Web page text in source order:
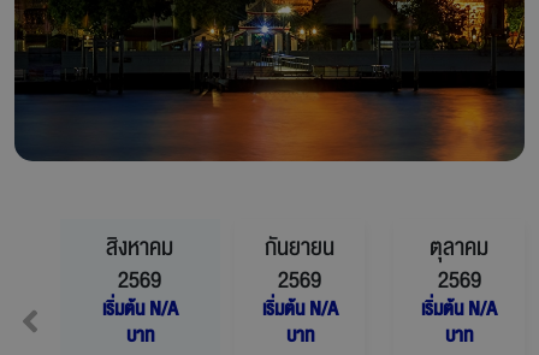
สิงหาคม
2569
เริ่มต้นN/A
บาท
กันยายน
2569
เริ่มต้นN/A
บาท
ตุลาคม
2569
เริ่มต้นN/A
บาท